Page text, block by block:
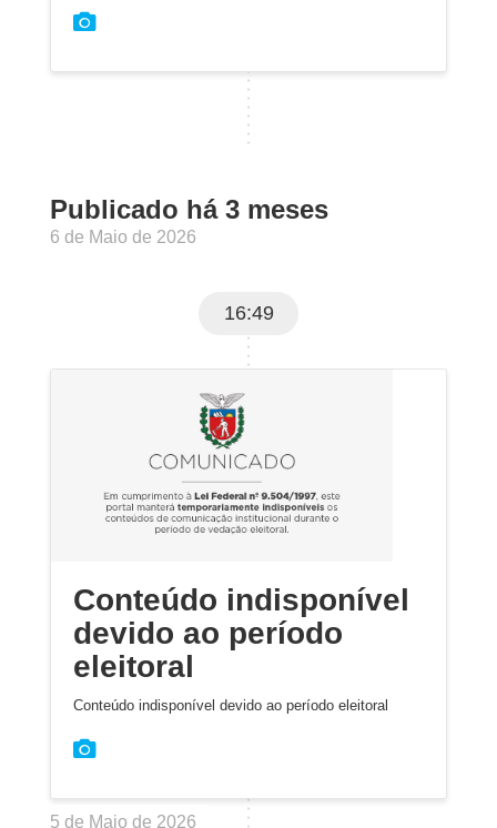
Publicado há 3 meses
6 de Maio de 2026
16:49
Conteúdo indisponível
devido ao período
eleitoral
Conteúdo indisponível devido ao período eleitoral
5 de Maio de 2026